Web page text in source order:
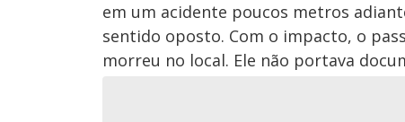
em um acidente poucos metros
sentido oposto. Com o impacto, o
morreu no local. Ele não portava